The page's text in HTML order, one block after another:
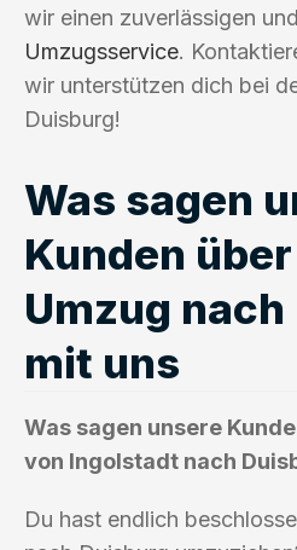
wir einen zuverlässigen
Umzugsservice.
wir unterstützen dich bei
Duisburg!
Was sagen
Kunden
Umzug
mit uns
Was sagen unsere
von Ingolstadt nach
Du hast endlich